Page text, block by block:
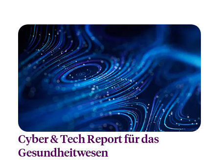
Cyber & Tech Report für das
Gesundheitwesen